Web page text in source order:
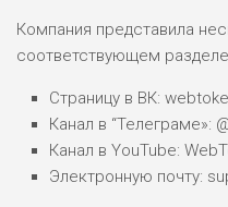
Компания представила
соответствующем разделе
Страницу в ВК:
Канал в “Телеграме»:
Канал в YouTube:
Электронную почту: